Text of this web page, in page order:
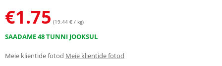
€1.75 (19.44 € / kg)
SAADAME 48 TUNNI JOOKSUL
Meie klientide fotod Meie klientide fotod